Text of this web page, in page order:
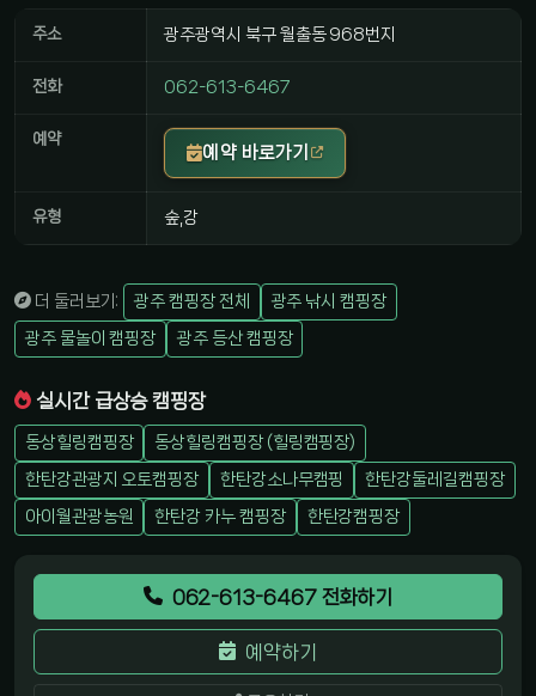
주소 광주광역시 북구 월출동 968번지
전화 062-613-6467
예약
예약 바로가기
유형 숲,강
더 둘러보기: 광주 캠핑장 전체
광주 낚시 캠핑장
광주 물놀이 캠핑장
광주 등산 캠핑장
실시간 급상승 캠핑장
동상힐링캠핑장
동상힐링캠핑장 (힐링캠핑장)
한탄강관광지 오토캠핑장
한탄강소나무캠핑
한탄강둘레길캠핑장
아이월관광농원
한탄강 카누 캠핑장 한탄강캠핑장
062-613-6467 전화하기
예약하기